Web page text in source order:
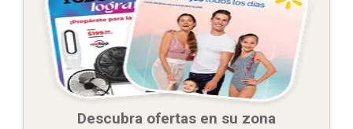
Descubra ofertas en su zona